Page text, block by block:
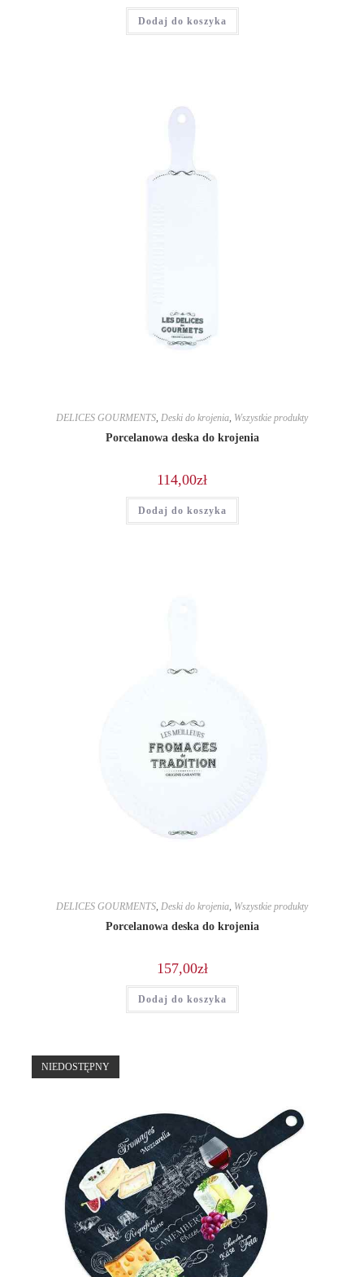
Dodaj do koszyka
DELICES GOURMENTS Deski do krojenia Wszystkie produkty
Porcelanowa deska do krojenia
114,00zł
Dodaj do koszyka
DELICES GOURMENTS Deski do krojenia Wszystkie produkty
Porcelanowa deska do krojenia
157,00zł
Dodaj do koszyka
NIEDOSTĘPNY